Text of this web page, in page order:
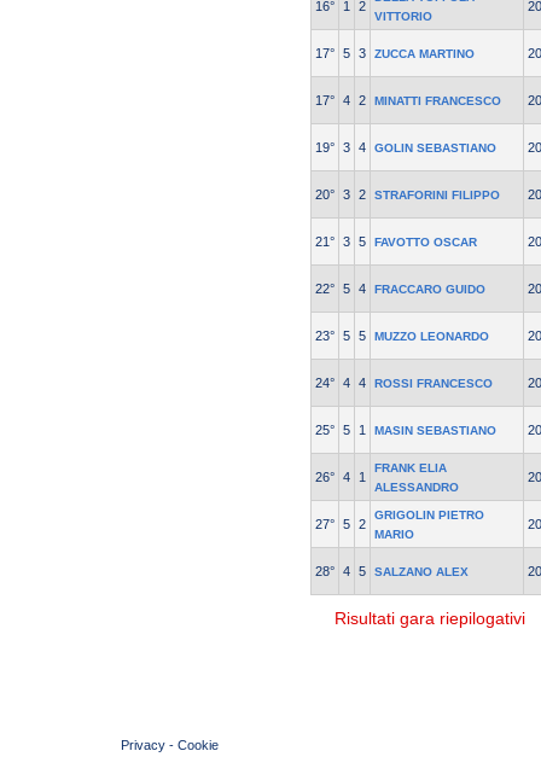
16° 1 2
VITTORIO
17° 5 3 ZUCCA MARTINO
17° 4 2 MINATTI FRANCESCO
19° 3 4 GOLIN SEBASTIANO
20° 3 2 STRAFORINI FILIPPO
21° 3 5 FAVOTTO OSCAR
22° 5 4 FRACCARO GUIDO
23° 5 5 MUZZO LEONARDO
24° 4 4 ROSSI FRANCESCO
25° 5 1 MASIN SEBASTIANO
26° 4 1
FRANK ELIA
ALESSANDRO
27° 5 2
GRIGOLIN PIETRO
MARIO
28° 4 5 SALZANO ALEX
Risultati gara riepilogativi
Privacy - Cookie